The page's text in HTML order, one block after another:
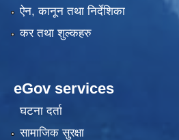
ऐन, कानून तथा निर्देशिका
कर तथा शुल्कहरु
eGov services
घटना दर्ता
सामाजिक सुरक्षा